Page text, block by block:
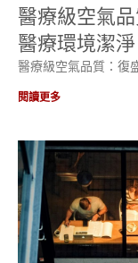
醫療級空氣
醫療環境潔淨
醫療級空氣品質：復
閱讀更多